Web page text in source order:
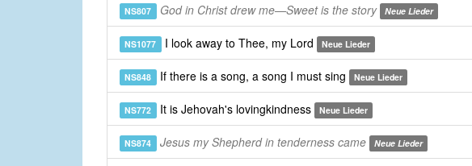
NS807 God in Christ drew me—Sweet is the story Neue Lieder
NS1077 I look away to Thee, my Lord Neue Lieder
NS848 If there is a song, a song I must sing Neue Lieder
NS772 It is Jehovah's lovingkindness Neue Lieder
NS874 Jesus my Shepherd in tenderness came Neue Lieder